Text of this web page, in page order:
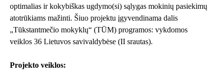
optimalias ir kokybiškas ugdymo(si) sąlygas mokinių pasiekimų
atotrūkiams mažinti. Šiuo projektu įgyvendinama dalis
„Tūkstantmečio mokyklų“ (TŪM) programos: vykdomos
veiklos 36 Lietuvos savivaldybėse (II srautas).
Projekto veiklos: